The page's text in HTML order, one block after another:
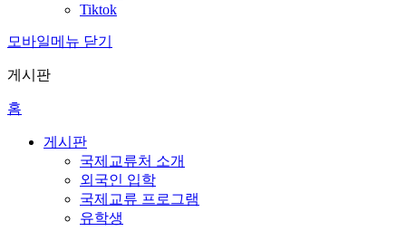
Tiktok
모바일메뉴 닫기
게시판
홈
게시판
국제교류처 소개
외국인 입학
국제교류 프로그램
유학생